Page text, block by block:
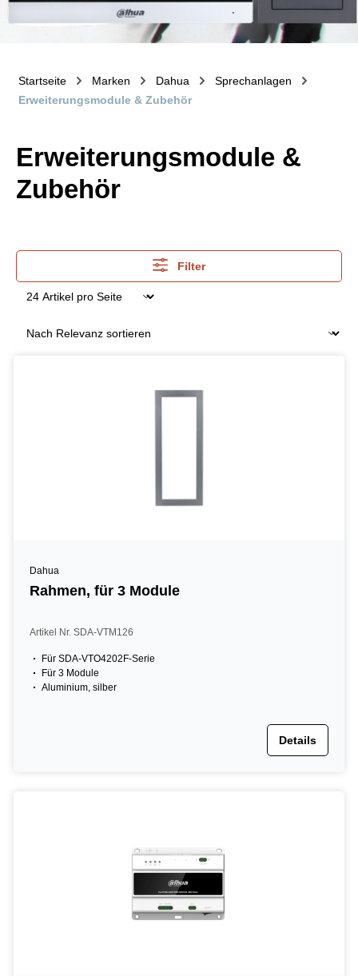
Startseite Marken Dahua
Sprechanlagen
Erweiterungsmodule & Zubehör
Erweiterungsmodule &
Zubehör
Filter
Dahua
Rahmen, für 3 Module
Artikel Nr. SDA-VTM126
Für SDA-VTO4202F-Serie
Für 3 Module
Aluminium, silber
Details